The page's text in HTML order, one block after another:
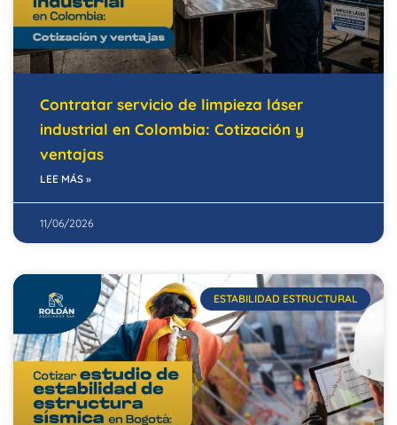
Contratar servicio de limpieza láser
industrial en Colombia: Cotización y
ventajas
LEE MÁS »
11/06/2026
ESTABILIDAD ESTRUCTURAL